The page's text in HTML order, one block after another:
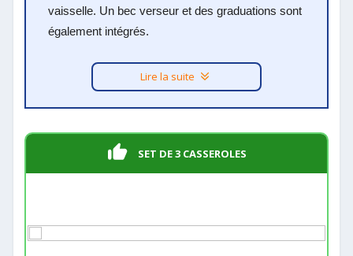
vaisselle. Un bec verseur et des graduations sont
également intégrés.
Lire la suite
SET DE 3 CASSEROLES